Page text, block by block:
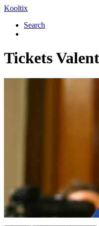
Kooltix
Search
Tickets